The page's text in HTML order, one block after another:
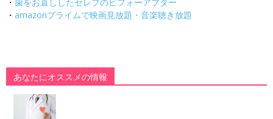
・ amazonプライムで映画見放題・音楽聴き放題
あなたにオススメの情報